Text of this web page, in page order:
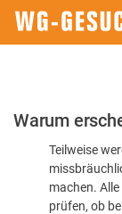
Bitte
dass
Warum
Teilweise
machen.
prüfen, ob